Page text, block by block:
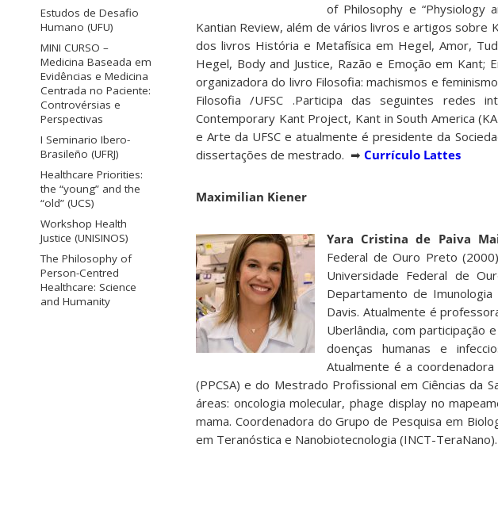
Estudos de Desafio
Humano (UFU)
MINI CURSO –
Medicina Baseada em
Evidências e Medicina
Centrada no Paciente:
Controvérsias e
Perspectivas
I Seminario Ibero-
Brasileño (UFRJ)
Healthcare Priorities:
the “young” and the
“old” (UCS)
Workshop Health
Justice (UNISINOS)
The Philosophy of
Person-Centred
Healthcare: Science
and Humanity
of Philosophy e “Physiology
Kantian Review, além de vários livros e artigos sobre
dos livros História e Metafísica em Hegel, Amor,
Hegel, Body and Justice, Razão e Emoção em Kant;
organizadora do livro Filosofia: machismos e
Filosofia /UFSC .Participa das seguintes redes
Contemporary Kant Project, Kant in South America
e Arte da UFSC e atualmente é presidente da
dissertações de mestrado. ➡ Currículo Lattes
Maximilian Kiener
Yara Cristina de Paiva
Federal de Ouro Preto
Universidade Federal de
Departamento de
Davis. Atualmente é
Uberlândia, com participação
doenças humanas e
Atualmente é a
(PPCSA) e do Mestrado Profissional em Ciências da
áreas: oncologia molecular, phage display no
mama. Coordenadora do Grupo de Pesquisa em
em Teranóstica e Nanobiotecnologia (INCT-